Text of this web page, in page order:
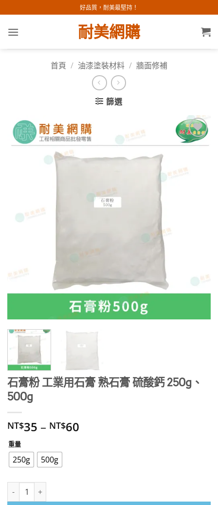
to
content
好品質，耐美最堅持！
耐美網購
首頁 / 油漆塗裝材料 / 牆面修補
篩選
加入
石膏粉 工業用石膏 熟石膏 硫酸鈣 250g、
500g
NT$35 – NT$60
重量
250g 500g
石膏粉 工業用石膏 熟石膏 硫酸鈣 250g、500g 數量